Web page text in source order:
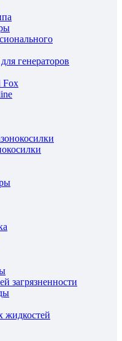
генераторов
Fox
загрязненности
жидкостей